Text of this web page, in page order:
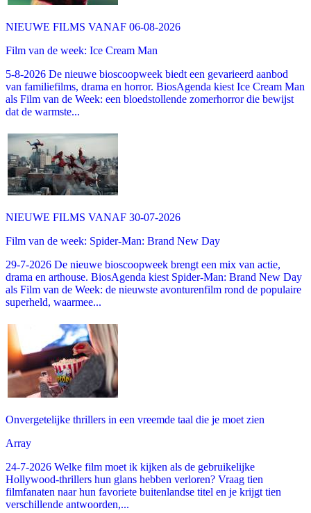
NIEUWE FILMS VANAF 06-08-2026
Film van de week: Ice Cream Man
5-8-2026 De nieuwe bioscoopweek biedt een gevarieerd aanbod
van familiefilms, drama en horror. BiosAgenda kiest Ice Cream Man
als Film van de Week: een bloedstollende zomerhorror die bewijst
dat de warmste...
NIEUWE FILMS VANAF 30-07-2026
Film van de week: Spider-Man: Brand New Day
29-7-2026 De nieuwe bioscoopweek brengt een mix van actie,
drama en arthouse. BiosAgenda kiest Spider-Man: Brand New Day
als Film van de Week: de nieuwste avonturenfilm rond de populaire
superheld, waarmee...
Onvergetelijke thrillers in een vreemde taal die je moet zien
Array
24-7-2026 Welke film moet ik kijken als de gebruikelijke
Hollywood-thrillers hun glans hebben verloren? Vraag tien
filmfanaten naar hun favoriete buitenlandse titel en je krijgt tien
verschillende antwoorden,...